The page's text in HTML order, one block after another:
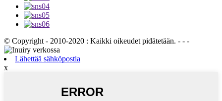
© Copyright - 2010-2020 : Kaikki oikeudet pidätetään. - - -
Lähettää sähköpostia
x